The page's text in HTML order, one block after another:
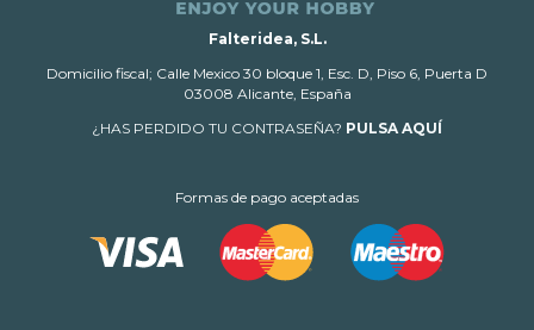
Falteridea, S.L.
Domicilio fiscal; Calle Mexico 30 bloque 1, Esc. D, Piso 6, Puerta D
03008 Alicante, España
¿HAS PERDIDO TU CONTRASEÑA? PULSA AQUÍ
Formas de pago aceptadas